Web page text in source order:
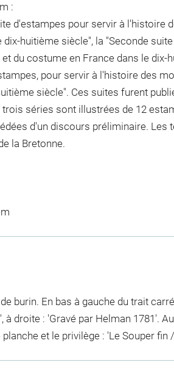
:
d'estampes pour servir à l'histoire
dix-huitième siècle", la "Seconde
du costume en France dans le dix-
pour servir à l'histoire des
siècle". Ces suites furent
séries sont illustrées de 12
d'un discours préliminaire. Les
la Bretonne.
burin. En bas à gauche du trait
à droite : 'Gravé par Helman 1781'.
et le privilège : 'Le Souper fin /